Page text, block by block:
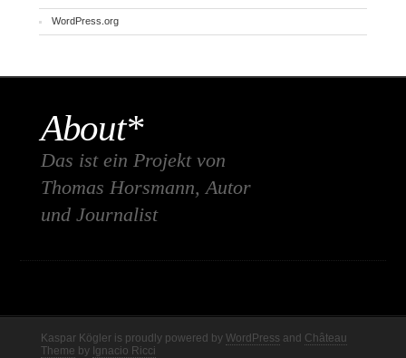
WordPress.org
About*
Das ist ein Projekt von
Thomas Horsmann, Autor
und Journalist
Kaspar Kögler is proudly powered by WordPress and Château
Theme by Ignacio Ricci